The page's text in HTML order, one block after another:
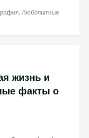
Любопытные
жизнь и
факты о